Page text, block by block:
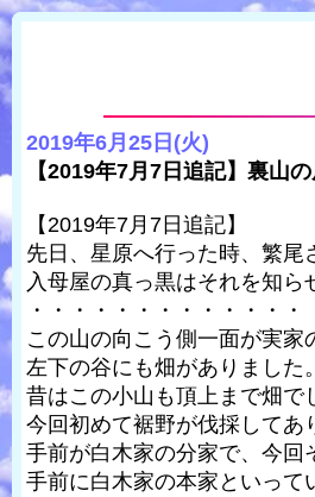
2019年6月25日(火)
【2019年7月7日追記】裏山
【2019年7月7日追記】
先日、星原へ行った時、繁尾
入母屋の真っ黒はそれを知ら
・・・・・・・・・・・・・
この山の向こう側一面が実家
左下の谷にも畑がありました。
昔はこの小山も頂上まで畑で
今回初めて裾野が伐採してあ
手前が白木家の分家で、今回
手前に白木家の本家といって